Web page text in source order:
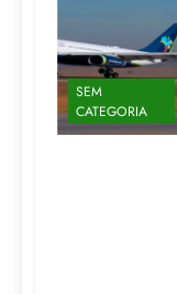
SEM
CATEGORIA